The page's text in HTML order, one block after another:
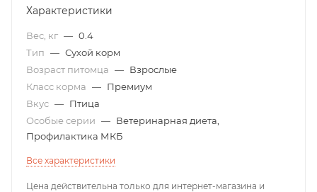
Характеристики
Вес, кг — 0.4
Тип — Сухой корм
Возраст питомца — Взрослые
Класс корма — Премиум
Вкус — Птица
Особые серии — Ветеринарная диета,
Профилактика МКБ
Все характеристики
Цена действительна только для интернет-магазина и